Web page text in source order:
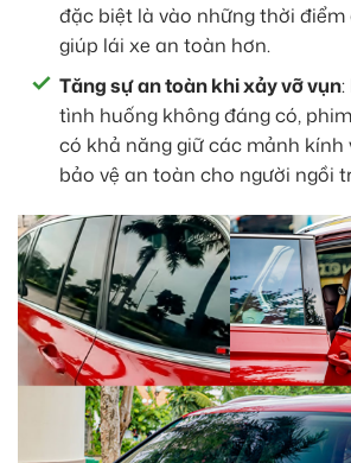
đặc biệt là vào những thời
giúp lái xe an toàn hơn.
Tăng sự an toàn khi xảy vỡ vụn
tình huống không đáng có,
có khả năng giữ các mảnh kính
bảo vệ an toàn cho người ngồi